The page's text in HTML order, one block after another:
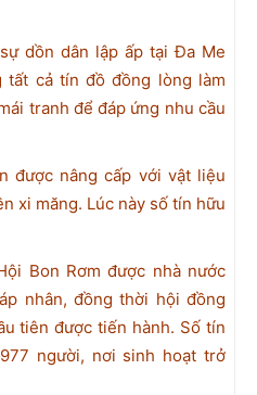
dồn dân lập ấp tại Đa Me
tất cả tín đồ đồng lòng làm
tranh để đáp ứng nhu cầu
được nâng cấp với vật liệu
xi măng. Lúc này số tín hữu
Bon Rơm được nhà nước
nhân, đồng thời hội đồng
tiên được tiến hành. Số tín
người, nơi sinh hoạt trở